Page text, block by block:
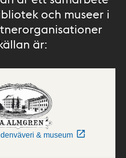
och museer i
är:
& museum